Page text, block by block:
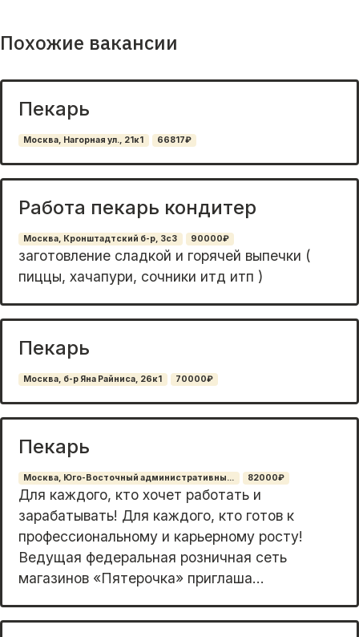
Похожие вакансии
Пекарь
Москва, Нагорная ул., 21к1 66817₽
Работа пекарь кондитер
Москва, Кронштадтский б-р, 3с3 90000₽
заготовление сладкой и горячей выпечки (
пиццы, хачапури, сочники итд итп )
Пекарь
Москва, б-р Яна Райниса, 26к1 70000₽
Пекарь
Москва, Юго-Восточный административны... 82000₽
Для каждого, кто хочет работать и
зарабатывать! Для каждого, кто готов к
профессиональному и карьерному росту!
Ведущая федеральная розничная сеть
магазинов «Пятерочка» приглаша...